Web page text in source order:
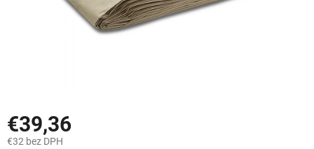
€39,36
€32 bez DPH